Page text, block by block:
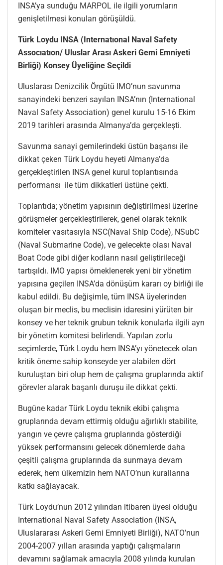
INSA’ya sunduğu MARPOL ile ilgili yorumların
genişletilmesi konuları görüşüldü.
Türk Loydu INSA (Internatıonal Naval Safety
Assocıatıon/ Uluslar Arası Askeri Gemi Emniyeti
Birliği) Konsey Üyeliğine Seçildi
Uluslarası Denizcilik Örgütü IMO’nun savunma
sanayindeki benzeri sayılan INSA’nın (International
Naval Safety Association) genel kurulu 15-16 Ekim
2019 tarihleri arasında Almanya’da gerçekleşti.
Savunma sanayi gemilerindeki üstün başarısı ile
dikkat çeken Türk Loydu heyeti Almanya’da
gerçekleştirilen INSA genel kurul toplantısında
performansı ile tüm dikkatleri üstüne çekti.
Toplantıda; yönetim yapısının değiştirilmesi üzerine
görüşmeler gerçekleştirilerek, genel olarak teknik
komiteler vasıtasıyla NSC(Naval Ship Code), NSubC
(Naval Submarine Code), ve gelecekte olası Naval
Boat Code gibi diğer kodların nasıl geliştirileceği
tartışıldı. IMO yapısı örneklenerek yeni bir yönetim
yapısına geçilen INSA’da dönüşüm kararı oy birliği ile
kabul edildi. Bu değişimle, tüm INSA üyelerinden
oluşan bir meclis, bu meclisin idaresini yürüten bir
konsey ve her teknik grubun teknik konularla ilgili ayrı
bir yönetim komitesi belirlendi. Yapılan zorlu
seçimlerde, Türk Loydu hem INSA’yı yönetecek olan
kritik öneme sahip konseyde yer alabilen dört
kuruluştan biri olup hem de çalışma gruplarında aktif
görevler alarak başarılı duruşu ile dikkat çekti.
Bugüne kadar Türk Loydu teknik ekibi çalışma
gruplarında devam ettirmiş olduğu ağırlıklı stabilite,
yangın ve çevre çalışma gruplarında gösterdiği
yüksek performansını gelecek dönemlerde daha
çeşitli çalışma gruplarında da sunmaya devam
ederek, hem ülkemizin hem NATO’nun kurallarına
katkı sağlayacak.
Türk Loydu’nun 2012 yılından itibaren üyesi olduğu
International Naval Safety Association (INSA,
Uluslararası Askeri Gemi Emniyeti Birliği), NATO’nun
2004-2007 yılları arasında yaptığı çalışmaların
devamını sağlamak amacıyla 2008 yılında kurulan